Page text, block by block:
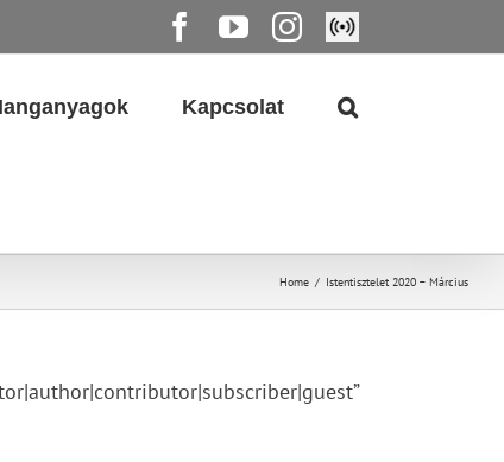
Facebook
YouTube
Instagram
Élő
közvetítés
Kapcsolat
Home / Istentisztelet 2020 – Március